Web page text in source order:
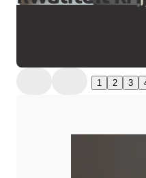
1 2 3